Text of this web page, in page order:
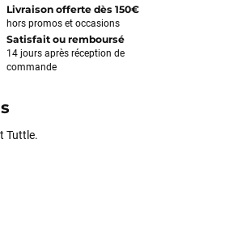
Livraison offerte dès 150€
hors promos et occasions
Satisfait ou remboursé
14 jours après réception de
commande
Tuttle.